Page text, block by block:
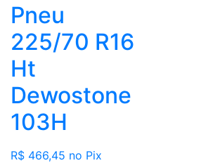
Pneu
225/70 R16
Ht
Dewostone
103H
R$ 466,45 no Pix